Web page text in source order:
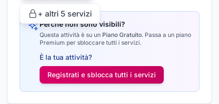
+ altri 5 servizi
Perché non sono visibili?
Questa attività è su un Piano Gratuito. Passa a un piano
Premium per sbloccare tutti i servizi.
È la tua attività?
Registrati e sblocca tutti i servizi